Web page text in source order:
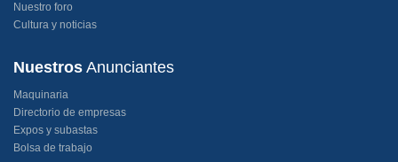
Nuestro foro
Cultura y noticias
Nuestros Anunciantes
Maquinaria
Directorio de empresas
Expos y subastas
Bolsa de trabajo